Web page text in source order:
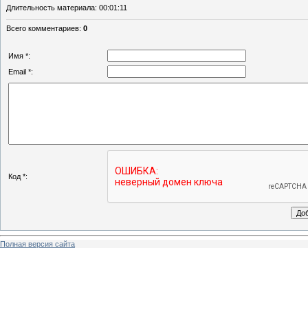
Длительность материала: 00:01:11
Всего комментариев: 0
Имя *:
Email *:
Код *:
Полная версия сайта